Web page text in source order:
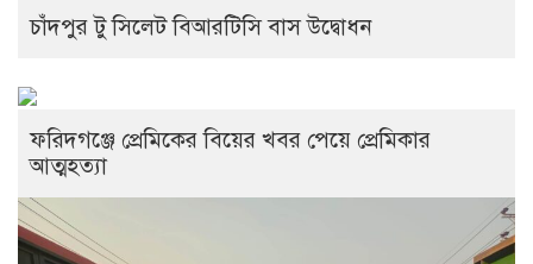
চাঁদপুর টু সিলেট বিআরটিসি বাস উদ্বোধন
ফরিদগঞ্জে প্রেমিকের বিয়ের খবর পেয়ে প্রেমিকার
আত্মহত্যা